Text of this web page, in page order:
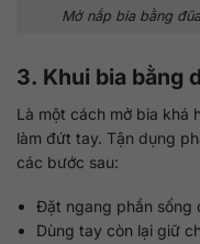
Mở nắp bia bằng
3. Khui bia bằng
Là một cách mở bia khá
làm đứt tay. Tận dụng
các bước sau:
Đặt ngang phần sống
Dùng tay còn lại giữ